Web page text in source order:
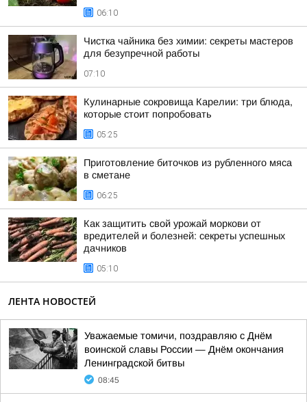
06:10
Чистка чайника без химии: секреты мастеров
для безупречной работы
07:10
Кулинарные сокровища Карелии: три блюда,
которые стоит попробовать
05:25
Приготовление биточков из рубленного мяса
в сметане
06:25
Как защитить свой урожай моркови от
вредителей и болезней: секреты успешных
дачников
05:10
ЛЕНТА НОВОСТЕЙ
Уважаемые томичи, поздравляю с Днём
воинской славы России — Днём окончания
Ленинградской битвы
08:45